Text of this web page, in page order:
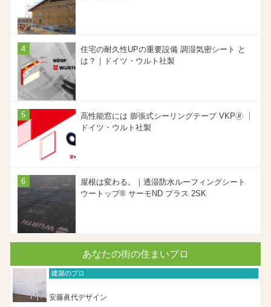
住宅の耐久性UPの重要設備 調湿気密シート と
は？｜ドイツ・ウルト社製
高性能窓には 膨張式シーリングテープ VKP🄬 ｜
ドイツ・ウルト社製
屋根は変わる。｜透湿防水ルーフィングシート
ウートップ® サーモND プラス 2SK
あなたの街の住まいプロ
建築のプロ
安藤眞代デザイン